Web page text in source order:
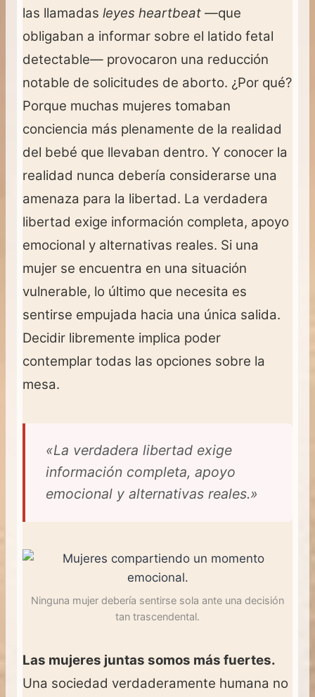
las llamadas leyes heartbeat —que
obligaban a informar sobre el latido fetal
detectable— provocaron una reducción
notable de solicitudes de aborto. ¿Por qué?
Porque muchas mujeres tomaban
conciencia más plenamente de la realidad
del bebé que llevaban dentro. Y conocer la
realidad nunca debería considerarse una
amenaza para la libertad. La verdadera
libertad exige información completa, apoyo
emocional y alternativas reales. Si una
mujer se encuentra en una situación
vulnerable, lo último que necesita es
sentirse empujada hacia una única salida.
Decidir libremente implica poder
contemplar todas las opciones sobre la
mesa.
«La verdadera libertad exige
información completa, apoyo
emocional y alternativas reales.»
Ninguna mujer debería sentirse sola ante una decisión
tan trascendental.
Las mujeres juntas somos más fuertes.
Una sociedad verdaderamente humana no